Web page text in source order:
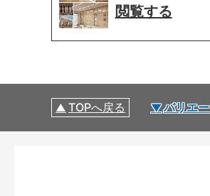
閲覧する
TOPへ戻る バリエ